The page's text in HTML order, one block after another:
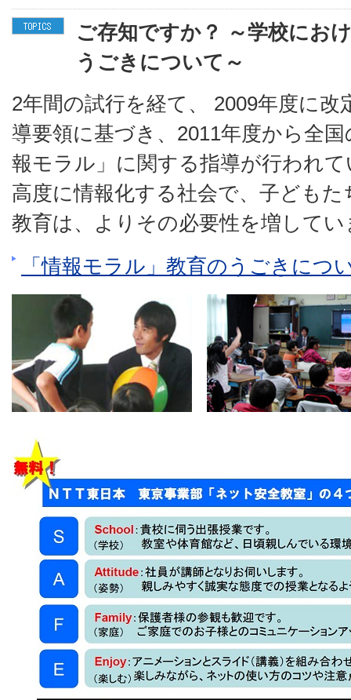
ご存知ですか？ ～学校にお
うごきについて～
2年間の試行を経て、 2009年度に改
導要領に基づき、2011年度から全
報モラル」に関する指導が行われ
高度に情報化する社会で、子ども
教育は、よりその必要性を増してい
「情報モラル」教育のうごきにつ